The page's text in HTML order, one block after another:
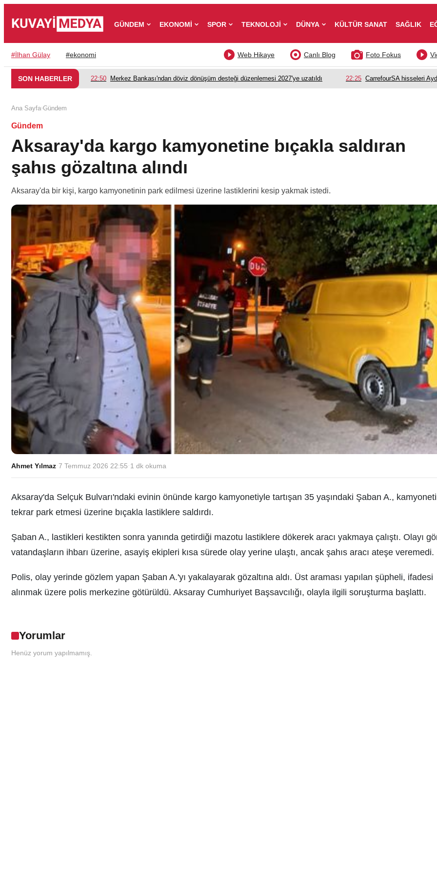
GÜNDEM EKONOMİ SPOR TEKNOLOJİ DÜNYA KÜLTÜR SANAT SAĞLIK
#İlhan Gülay #ekonomi Foto Fokus
Canlı Blog
Web Hikaye
SON HABERLER 22:50 Merkez Bankası'ndan döviz dönüşüm desteği düzenlemesi 2027'ye uzatıldı 22:25 CarrefourSA hisseleri
Ana Sayfa›Gündem
Gündem
Aksaray'da kargo kamyonetine bıçakla saldıran
şahıs gözaltına alındı
Aksaray'da bir kişi, kargo kamyonetinin park edilmesi üzerine lastiklerini kesip yakmak istedi.
Ahmet Yılmaz·7 Temmuz 2026 22:55 · 1 dk okuma
Aksaray'da Selçuk Bulvarı'ndaki evinin önünde kargo kamyonetiyle tartışan 35 yaşındaki Şaban A.,
tekrar park etmesi üzerine bıçakla lastiklere saldırdı.
Şaban A., lastikleri kestikten sonra yanında getirdiği mazotu lastiklere dökerek aracı yakmaya çalıştı. Olayı
vatandaşların ihbarı üzerine, asayiş ekipleri kısa sürede olay yerine ulaştı, ancak şahıs aracı ateşe veremedi.
Polis, olay yerinde gözlem yapan Şaban A.'yı yakalayarak gözaltına aldı. Üst araması yapılan şüpheli, ifadesi
alınmak üzere polis merkezine götürüldü. Aksaray Cumhuriyet Başsavcılığı, olayla ilgili soruşturma başlattı.
Yorumlar
Henüz yorum yapılmamış.